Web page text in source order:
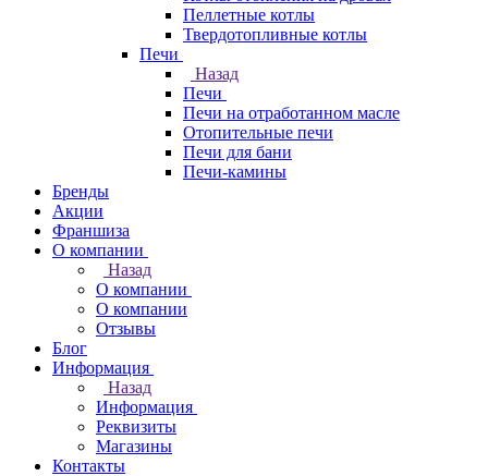
Пеллетные котлы
Твердотопливные котлы
Печи
Назад
Печи
Печи на отработанном масле
Отопительные печи
Печи для бани
Печи-камины
Бренды
Акции
Франшиза
О компании
Назад
О компании
О компании
Отзывы
Блог
Информация
Назад
Информация
Реквизиты
Магазины
Контакты